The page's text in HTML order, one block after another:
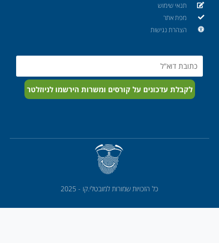
תנאי שימוש
מפת אתר
הצהרת נגישות
Email
לקבלת עדכונים על קורסים ומשרות הירשמו לניוזלטר
כל הזכויות שמורות למובטלי.קו - 2025